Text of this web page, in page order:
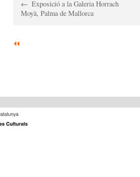
Exposició a la Galeria Horrach
Moyà, Palma de Mallorca